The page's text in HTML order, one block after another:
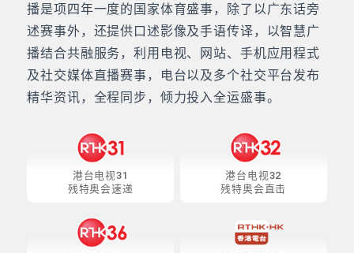
播是项四年一度的国家体育盛事，除了以广东话旁
述赛事外，还提供口述影像及手语传译，以智慧广
播结合共融服务，利用电视、网站、手机应用程式
及社交媒体直播赛事，电台以及多个社交平台发布
精华资讯，全程同步，倾力投入全运盛事。
港台电视31
残特奥会速递
港台电视32
残特奥会直击